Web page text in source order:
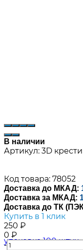
В наличии
Артикул: 3D
Код товара: 78052
Доставка до МКАД:
Доставка за МКАД:
Доставка до ТК
Купить в 1 клик
250 ₽
0 ₽
-